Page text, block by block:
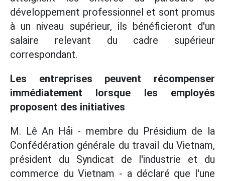
développement professionnel et sont promus
à un niveau supérieur, ils bénéficieront d'un
salaire relevant du cadre supérieur
correspondant.
Les entreprises peuvent récompenser
immédiatement lorsque les employés
proposent des initiatives
M. Lê An Hải - membre du Présidium de la
Confédération générale du travail du Vietnam,
président du Syndicat de l'industrie et du
commerce du Vietnam - a déclaré que l'une